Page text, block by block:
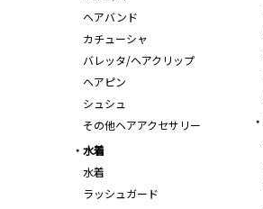
ヘアバンド
カチューシャ
バレッタ/ヘアクリップ
ヘアピン
シュシュ
その他ヘアアクセサリー
水着
水着
ラッシュガード